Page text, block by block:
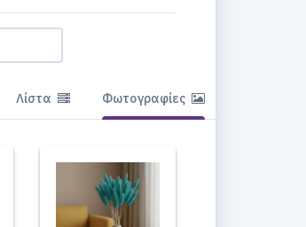
Λίστα Φωτογραφίες